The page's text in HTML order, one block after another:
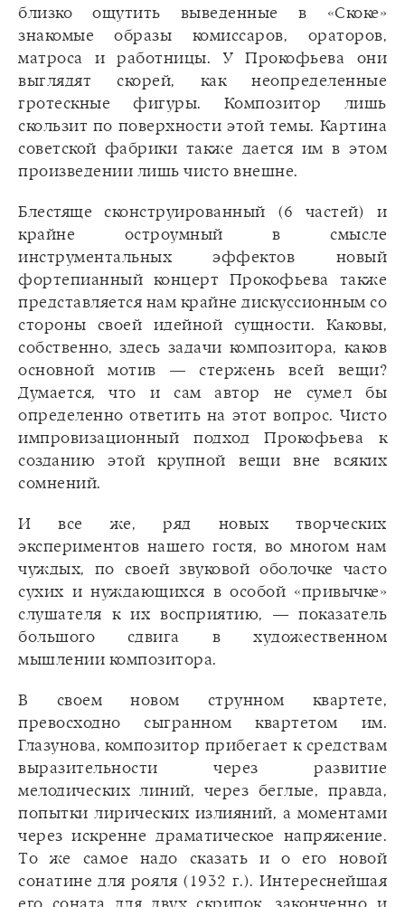
близко ощутить выведенные в «Скоке»
знакомые образы комиссаров, ораторов,
матроса и работницы. У Прокофьева они
выглядят скорей, как неопределенные
гротескные фигуры. Композитор лишь
скользит по поверхности этой темы. Картина
советской фабрики также дается им в этом
произведении лишь чисто внешне.
Блестяще сконструированный (6 частей) и
крайне остроумный в смысле
инструментальных эффектов новый
фортепианный концерт Прокофьева также
представляется нам крайне дискуссионным со
стороны своей идейной сущности. Каковы,
собственно, здесь задачи композитора, каков
основной мотив — стержень всей вещи?
Думается, что и сам автор не сумел бы
определенно ответить на этот вопрос. Чисто
импровизационный подход Прокофьева к
созданию этой крупной вещи вне всяких
сомнений.
И все же, ряд новых творческих
экспериментов нашего гостя, во многом нам
чуждых, по своей звуковой оболочке часто
сухих и нуждающихся в особой «привычке»
слушателя к их восприятию, — показатель
большого сдвига в художественном
мышлении композитора.
В своем новом струнном квартете,
превосходно сыгранном квартетом им.
Глазунова, композитор прибегает к средствам
выразительности через развитие
мелодических линий, через беглые, правда,
попытки лирических излияний, а моментами
через искренне драматическое напряжение.
То же самое надо сказать и о его новой
сонатине для рояля (1932 г.). Интереснейшая
его соната для двух скрипок, законченно и